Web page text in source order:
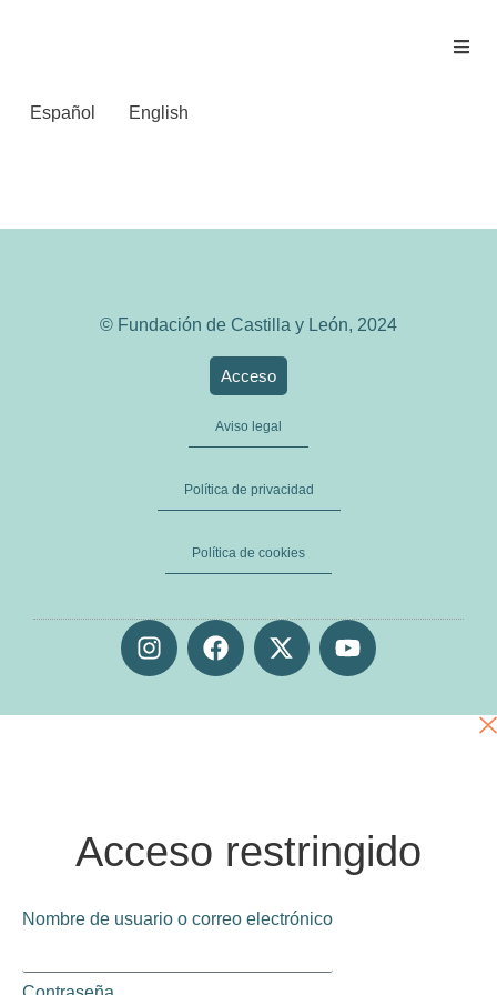
Español English
© Fundación de Castilla y León, 2024
Acceso
Aviso legal
Política de privacidad
Política de cookies
Acceso restringido
Nombre de usuario o correo electrónico